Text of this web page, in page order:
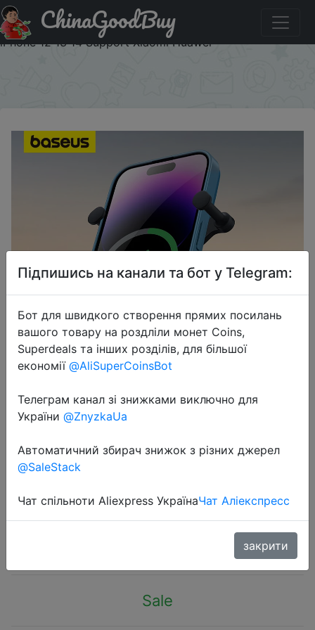
Придбати по знижці Baseus Car Phone Holder Wireless
Charger Car Charger for Air Vent Mount Fast Charging For
iPhone 12 13 14 Support Xiaomi Huawei
ChinaGoodBuy
2023-08-31
Charger Car Charger for Air Vent
Mount Fast Charging For iPhone 12
13 14 Support Xiaomi Huawei
Sale
Підпишись на канали та бот у Telegram:
Бот для швидкого створення прямих посилань
вашого товару на роздліли монет Coins,
Superdeals та інших розділів, для більшої
економії @AliSuperCoinsBot
Телеграм канал зі знижками виключно для
України @ZnyzkaUa
Автоматичний збирач знижок з різних джерел
@SaleStack
Чат спільноти Aliexpress УкраїнаЧат Аліекспресс
закрити